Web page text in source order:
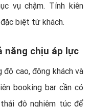
vụ chậm. Tính kiên
biệt từ khách.
năng chịu áp lực
cao, đông khách và
booking bar cần có
độ nghiêm túc để